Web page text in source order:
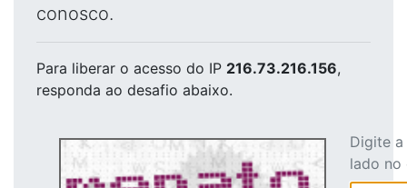
conosco.
Para liberar o acesso do IP 216.73.216.156,
responda ao desafio abaixo.
Digite
lado no